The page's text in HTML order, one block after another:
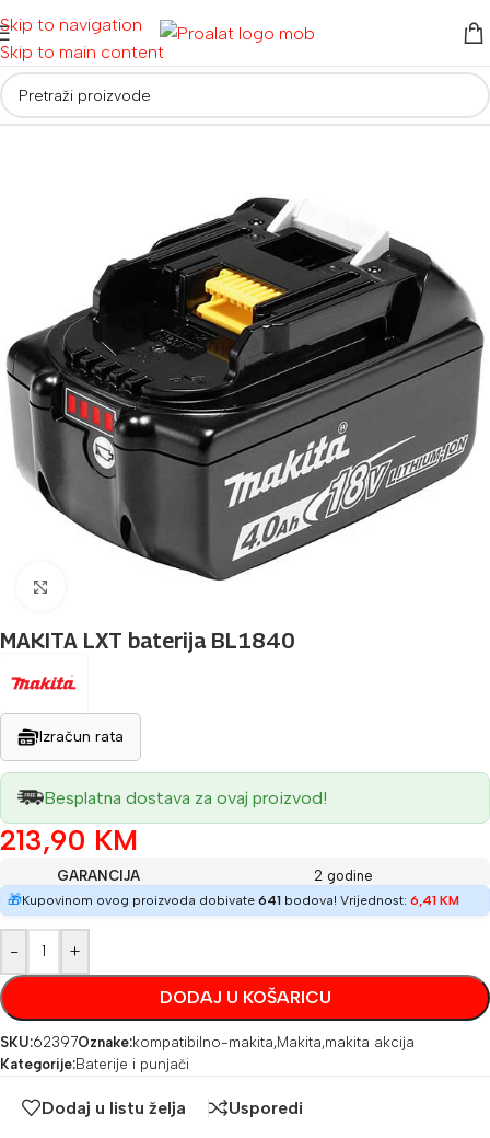
Skip to navigation
Skip to main content
Početna/ Akumulatorski alati
MAKITA LXT baterija BL1840
Izračun rata
Besplatna dostava za ovaj proizvod!
213,90 KM
GARANCIJA
2 godine
🎁Kupovinom ovog proizvoda dobivate 641 bodova! Vrijednost: 6,41 KM
- +
DODAJ U KOŠARICU
SKU:62397Oznake:kompatibilno-makita,Makita,makita akcija
Kategorije:Baterije i punjači
Dodaj u listu želja Usporedi